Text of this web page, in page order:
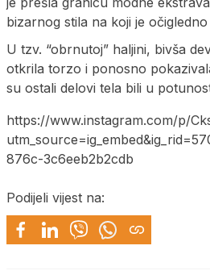
bizarnog stila na koji je
U tzv. “obrnutoj” haljini, bivša
otkrila torzo i ponosno
su ostali delovi tela bili u
https://www.instagram.com/p/
876c-3c6eeb2b2cdb
Podijeli vijest na: